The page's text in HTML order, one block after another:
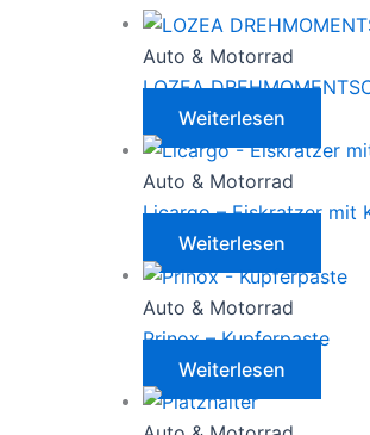
Auto & Motorrad
LOZEA
Weiterlesen
Auto & Motorrad
Licargo – Eiskratzer mit
Weiterlesen
Auto & Motorrad
Prinox – Kupferpaste
Weiterlesen